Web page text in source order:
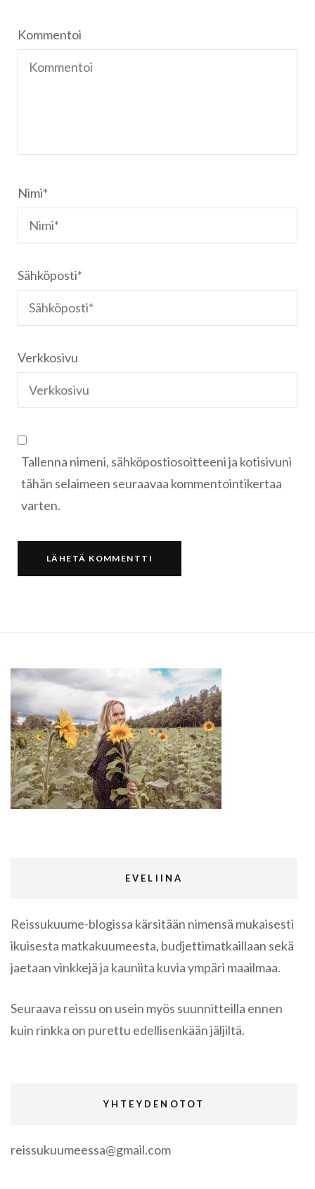
Kommentoi
Nimi*
Sähköposti*
Verkkosivu
Tallenna nimeni, sähköpostiosoitteeni ja kotisivuni
tähän selaimeen seuraavaa kommentointikertaa
varten.
EVELIINA
Reissukuume-blogissa kärsitään nimensä mukaisesti
ikuisesta matkakuumeesta, budjettimatkaillaan sekä
jaetaan vinkkejä ja kauniita kuvia ympäri maailmaa.
Seuraava reissu on usein myös suunnitteilla ennen
kuin rinkka on purettu edellisenkään jäljiltä.
YHTEYDENOTOT
reissukuumeessa@gmail.com